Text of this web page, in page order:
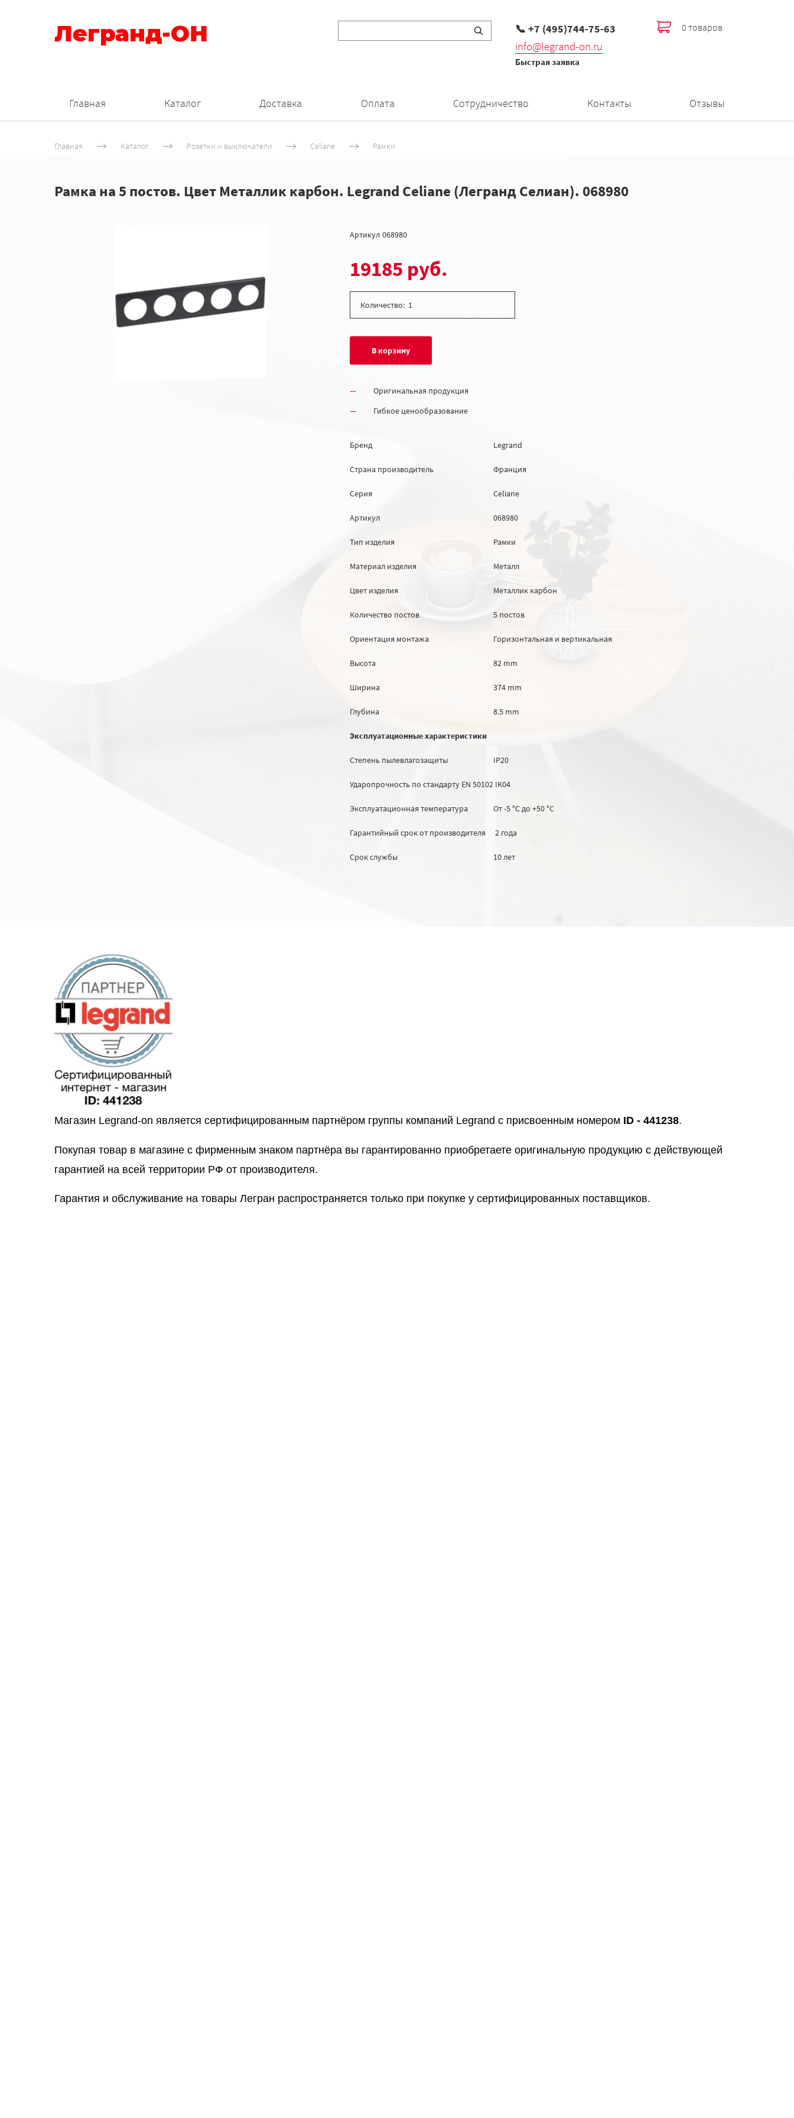
Легранд-ОН 📞 +7 (495)744-75-63
info@legrand-on.ru
Быстрая заявка
0 товаров
Главная Каталог Доставка Оплата Сотрудничество Контакты Отзывы
Главная Каталог Розетки и выключатели Celiane Рамки
Рамка на 5 постов. Цвет Металлик карбон. Legrand Celiane (Легранд Селиан). 068980
Артикул 068980
19185 руб.
Количество:
В корзину
Оригинальная продукция
Гибкое ценообразование
Бренд Legrand
Страна производитель Франция
Серия Celiane
Артикул 068980
Тип изделия Рамки
Материал изделия Металл
Цвет изделия Металлик карбон
Количество постов 5 постов
Ориентация монтажа Горизонтальная и вертикальная
Высота 82 mm
Ширина 374 mm
Глубина 8.5 mm
Эксплуатационные характеристики
Степень пылевлагозащиты IP20
Ударопрочность по стандарту EN 50102 IK04
Эксплуатационная температура От -5 °C до +50 °C
Гарантийный срок от производителя 2 года
Срок службы 10 лет
Магазин Legrand-on является сертифицированным партнёром группы компаний Legrand с присвоенным номером ID - 441238.
Покупая товар в магазине с фирменным знаком партнёра вы гарантированно приобретаете оригинальную продукцию с действующей
гарантией на всей территории РФ от производителя.
Гарантия и обслуживание на товары Легран распространяется только при покупке у сертифицированных поставщиков.